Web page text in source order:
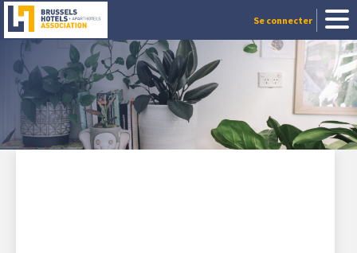
Se connecter